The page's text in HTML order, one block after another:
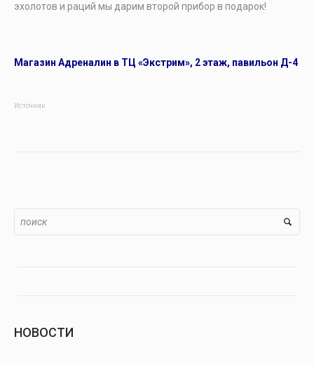
эхолотов и раций мы дарим второй прибор в подарок!
Магазин Адреналин в ТЦ «Экстрим», 2 этаж, павильон Д-4
Источник
НОВОСТИ